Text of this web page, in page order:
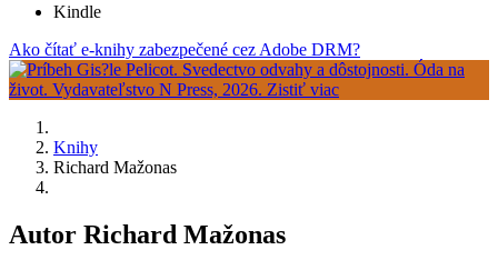
Kindle
Ako čítať e-knihy zabezpečené cez Adobe DRM?
Knihy
Richard Mažonas
Autor Richard Mažonas